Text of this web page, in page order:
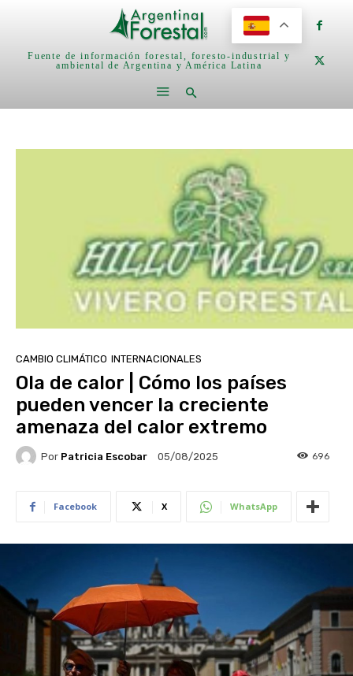
Fuente de información forestal, foresto-industrial y
ambiental de Argentina y América Latina
CAMBIO CLIMÁTICO INTERNACIONALES
Ola de calor | Cómo los países
pueden vencer la creciente
amenaza del calor extremo
Por Patricia Escobar 05/08/2025 696
Facebook X WhatsApp